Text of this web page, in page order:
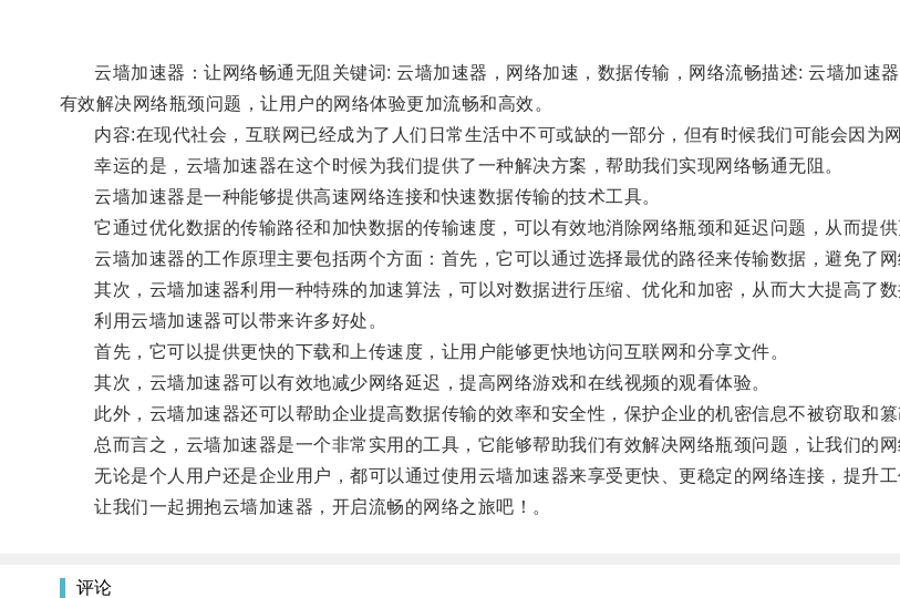
云墙加速器：让网络畅通无阻关键词: 云墙加速器，网络加速，数据传输，网络流畅描述: 云墙加速
有效解决网络瓶颈问题，让用户的网络体验更加流畅和高效。
内容:在现代社会，互联网已经成为了人们日常生活中不可或缺的一部分，但有时候我们可能会因为网
幸运的是，云墙加速器在这个时候为我们提供了一种解决方案，帮助我们实现网络畅通无阻。
云墙加速器是一种能够提供高速网络连接和快速数据传输的技术工具。
它通过优化数据的传输路径和加快数据的传输速度，可以有效地消除网络瓶颈和延迟问题，从而提供
云墙加速器的工作原理主要包括两个方面：首先，它可以通过选择最优的路径来传输数据，避免了网
其次，云墙加速器利用一种特殊的加速算法，可以对数据进行压缩、优化和加密，从而大大提高了数
利用云墙加速器可以带来许多好处。
首先，它可以提供更快的下载和上传速度，让用户能够更快地访问互联网和分享文件。
其次，云墙加速器可以有效地减少网络延迟，提高网络游戏和在线视频的观看体验。
此外，云墙加速器还可以帮助企业提高数据传输的效率和安全性，保护企业的机密信息不被窃取和篡
总而言之，云墙加速器是一个非常实用的工具，它能够帮助我们有效解决网络瓶颈问题，让我们的网
无论是个人用户还是企业用户，都可以通过使用云墙加速器来享受更快、更稳定的网络连接，提升工
让我们一起拥抱云墙加速器，开启流畅的网络之旅吧！。
评论